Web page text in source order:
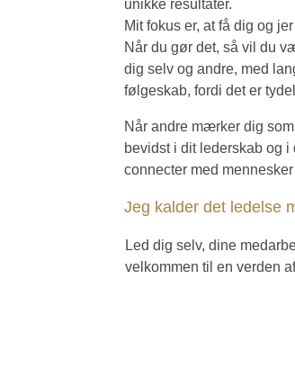
unikke resultater.
Mit fokus er, at få dig og
Når du gør det, så vil du
dig selv og andre, med
følgeskab, fordi det er
Når andre mærker dig
bevidst i dit lederskab og
connecter med
Jeg kalder det ledelse
Led dig selv, dine
velkommen til en verden